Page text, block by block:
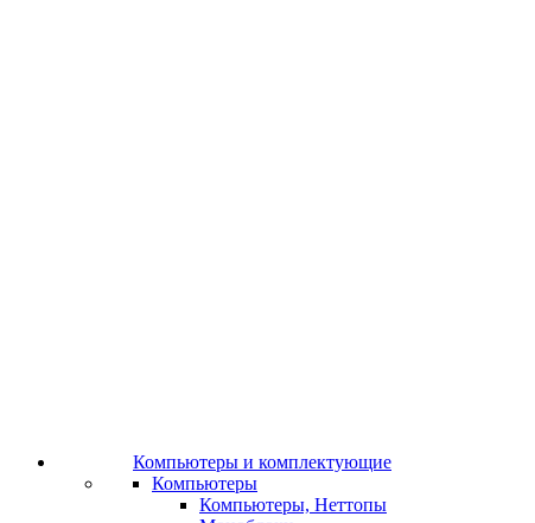
Компьютеры и комплектующие
Компьютеры
Компьютеры, Неттопы